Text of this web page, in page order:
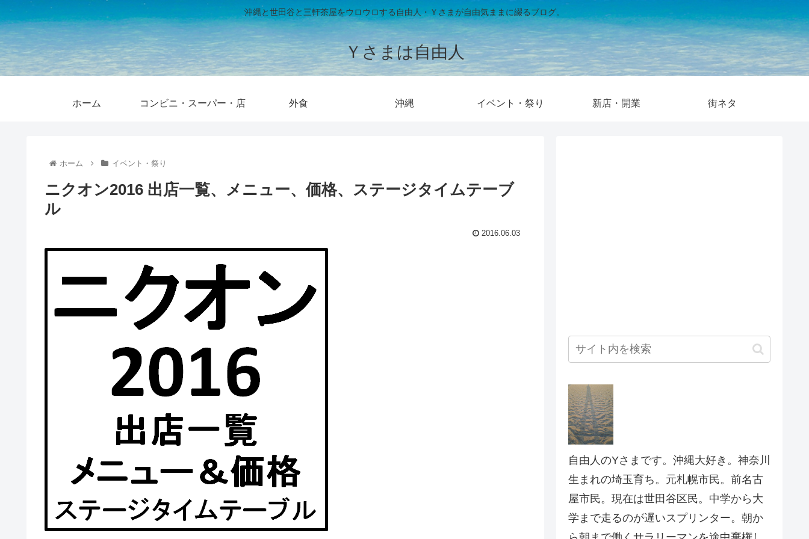
沖縄と世田谷と三軒茶屋をウロウロする自由人・Ｙさまが自由気ままに綴るブログ。
Ｙさまは自由人
ホーム コンビニ・スーパー・店 外食 沖縄 イベント・祭り 新店・開業 街ネタ
ホーム イベント・祭り
ニクオン2016 出店一覧、メニュー、価格、ステージタイムテーブ
ル
2016.06.03
自由人のYさまです。沖縄大好き。神奈川
生まれの埼玉育ち。元札幌市民。前名古
屋市民。現在は世田谷区民。中学から大
学まで走るのが遅いスプリンター。朝か